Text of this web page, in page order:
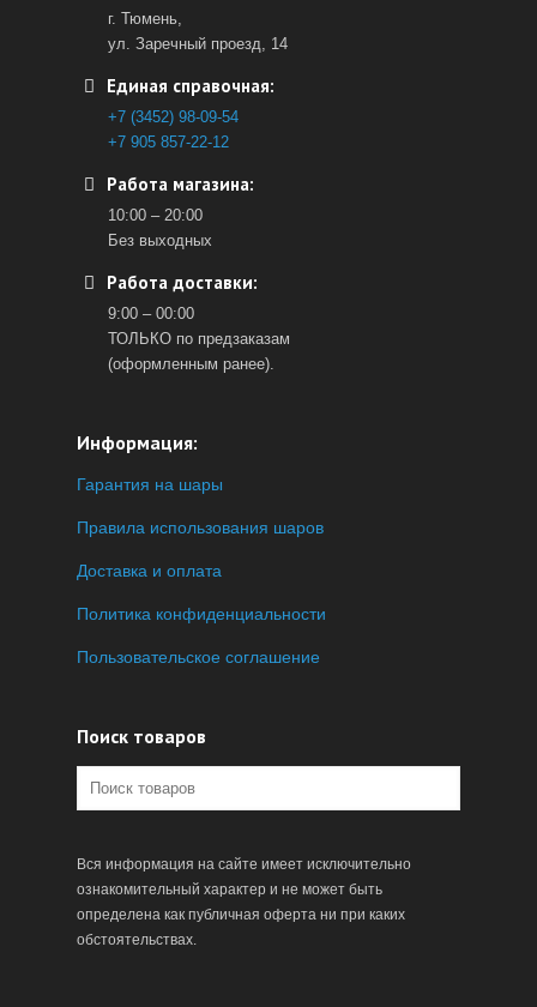
г. Тюмень,
ул. Заречный проезд, 14
Единая справочная:
+7 (3452) 98-09-54
+7 905 857-22-12
Работа магазина:
10:00 – 20:00
Без выходных
Работа доставки:
9:00 – 00:00
ТОЛЬКО по предзаказам
(оформленным ранее).
Информация:
Гарантия на шары
Правила использования шаров
Доставка и оплата
Политика конфиденциальности
Пользовательское соглашение
Поиск товаров
Вся информация на сайте имеет исключительно
ознакомительный характер и не может быть
определена как публичная оферта ни при каких
обстоятельствах.